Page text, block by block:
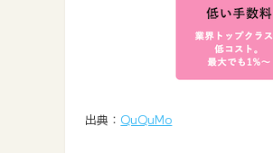
出典： QuQuMo